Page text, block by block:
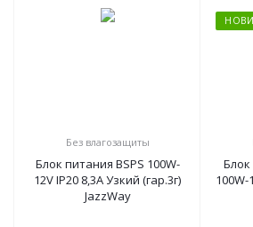
Без влагозащиты
Блок питания BSPS 100W-
12V IP20 8,3A Узкий (гар.3г)
JazzWay
Блок
100W-